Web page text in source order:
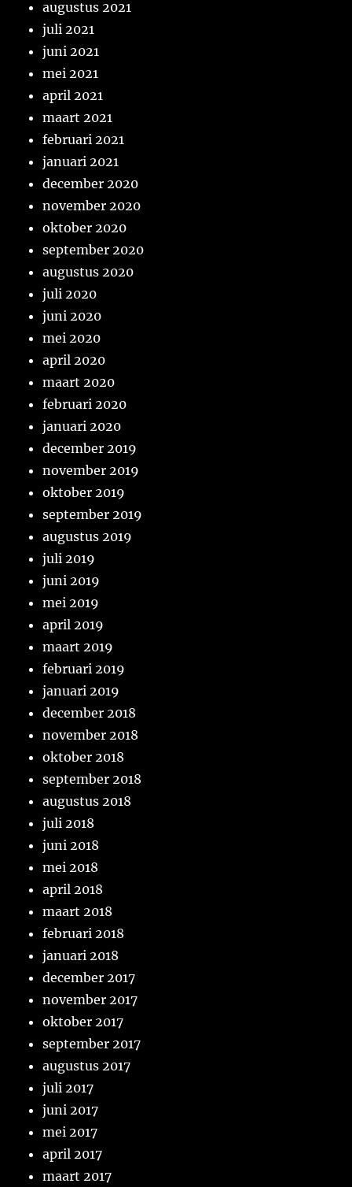
augustus 2021
juli 2021
juni 2021
mei 2021
april 2021
maart 2021
februari 2021
januari 2021
december 2020
november 2020
oktober 2020
september 2020
augustus 2020
juli 2020
juni 2020
mei 2020
april 2020
maart 2020
februari 2020
januari 2020
december 2019
november 2019
oktober 2019
september 2019
augustus 2019
juli 2019
juni 2019
mei 2019
april 2019
maart 2019
februari 2019
januari 2019
december 2018
november 2018
oktober 2018
september 2018
augustus 2018
juli 2018
juni 2018
mei 2018
april 2018
maart 2018
februari 2018
januari 2018
december 2017
november 2017
oktober 2017
september 2017
augustus 2017
juli 2017
juni 2017
mei 2017
april 2017
maart 2017